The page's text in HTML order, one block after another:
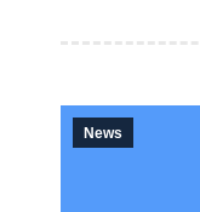
News